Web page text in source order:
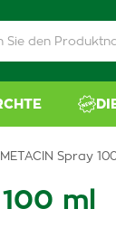
Spray
ml